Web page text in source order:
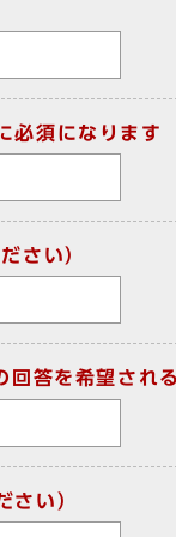
必須になります
さい）
答を希望され
さい）